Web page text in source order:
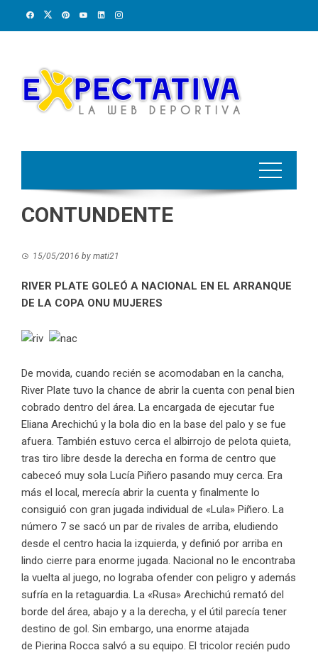
CONTUNDENTE
15/05/2016 by mati21
RIVER PLATE GOLEÓ A NACIONAL EN EL ARRANQUE
DE LA COPA ONU MUJERES
De movida, cuando recién se acomodaban en la cancha,
River Plate tuvo la chance de abrir la cuenta con penal bien
cobrado dentro del área. La encargada de ejecutar fue
Eliana Arechichú y la bola dio en la base del palo y se fue
afuera. También estuvo cerca el albirrojo de pelota quieta,
tras tiro libre desde la derecha en forma de centro que
cabeceó muy sola Lucía Piñero pasando muy cerca. Era
más el local, merecía abrir la cuenta y finalmente lo
consiguió con gran jugada individual de «Lula» Piñero. La
número 7 se sacó un par de rivales de arriba, eludiendo
desde el centro hacia la izquierda, y definió por arriba en
lindo cierre para enorme jugada. Nacional no le encontraba
la vuelta al juego, no lograba ofender con peligro y además
sufría en la retaguardia. La «Rusa» Arechichú remató del
borde del área, abajo y a la derecha, y el útil parecía tener
destino de gol. Sin embargo, una enorme atajada
de Pierina Rocca salvó a su equipo. El tricolor recién pudo